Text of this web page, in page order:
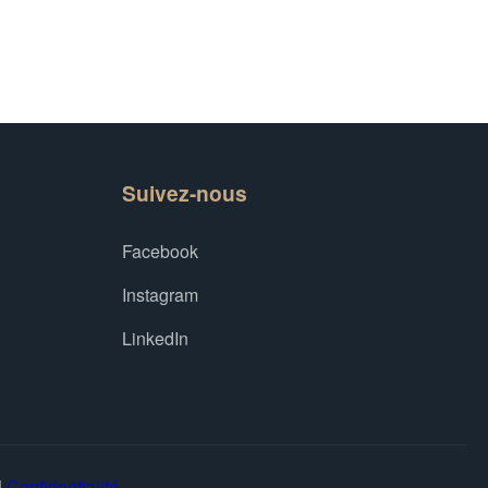
Suivez-nous
Facebook
Instagram
LinkedIn